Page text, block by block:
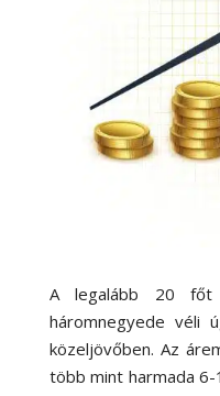
A legalább 20 főt
háromnegyede véli
közeljövőben. Az
több mint harmada